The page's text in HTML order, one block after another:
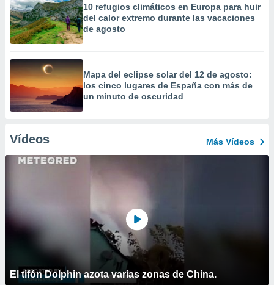
10 refugios climáticos en Europa para huir
del calor extremo durante las vacaciones
de agosto
Mapa del eclipse solar del 12 de agosto:
los cinco lugares de España con más de
un minuto de oscuridad
Vídeos Más Vídeos
El tifón Dolphin azota varias zonas de China.